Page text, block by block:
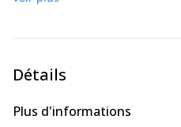
Détails
Plus d'informations